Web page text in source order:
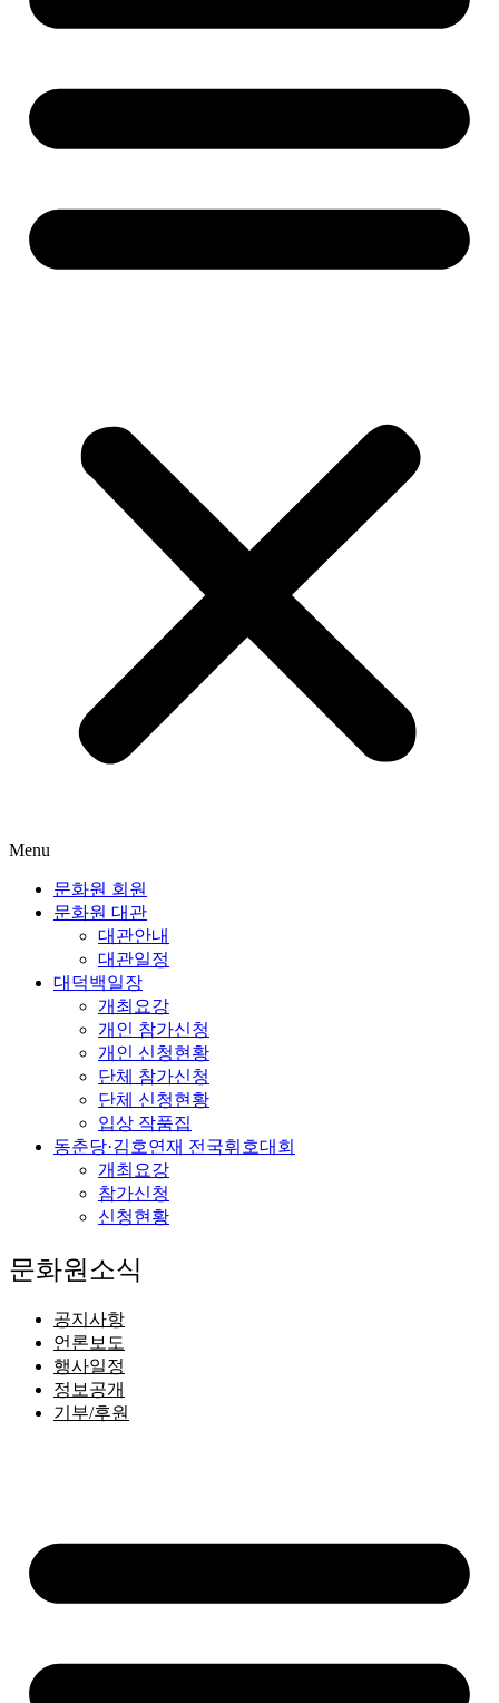
Menu
문화원 회원
문화원 대관
대관안내
대관일정
대덕백일장
개최요강
개인 참가신청
개인 신청현황
단체 참가신청
단체 신청현황
입상 작품집
동춘당·김호연재 전국휘호대회
개최요강
참가신청
신청현황
문화원소식
공지사항
언론보도
행사일정
정보공개
기부/후원